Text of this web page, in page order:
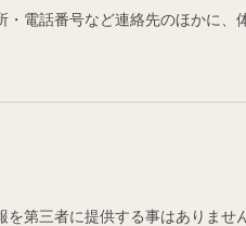
電話番号など連絡先のほかに、
第三者に提供する事はありません